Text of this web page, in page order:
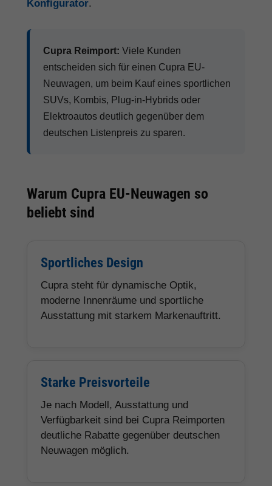
Konfigurator.
Cupra Reimport: Viele Kunden
entscheiden sich für einen Cupra EU-
Neuwagen, um beim Kauf eines sportlichen
SUVs, Kombis, Plug-in-Hybrids oder
Elektroautos deutlich gegenüber dem
deutschen Listenpreis zu sparen.
Warum Cupra EU-Neuwagen so
beliebt sind
Sportliches Design
Cupra steht für dynamische Optik,
moderne Innenräume und sportliche
Ausstattung mit starkem Markenauftritt.
Starke Preisvorteile
Je nach Modell, Ausstattung und
Verfügbarkeit sind bei Cupra Reimporten
deutliche Rabatte gegenüber deutschen
Neuwagen möglich.